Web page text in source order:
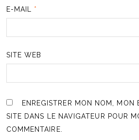
E-MAIL *
SITE WEB
ENREGISTRER MON NOM, MON
SITE DANS LE NAVIGATEUR POUR
COMMENTAIRE.